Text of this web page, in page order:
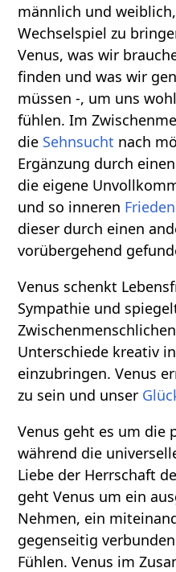
männlich und
Wechselspiel zu
Venus, was wir
finden und was wir
müssen -, um uns
fühlen. Im
die Sehnsucht nach
Ergänzung durch
die eigene
und so inneren Frieden
dieser durch einen
vorübergehend
Venus schenkt
Sympathie und
Unterschiede kreativ
einzubringen. Venus
zu sein und unser
Venus geht es um die
während die
Liebe der Herrschaft
geht Venus um ein
Nehmen, ein
gegenseitig
Fühlen. Venus im